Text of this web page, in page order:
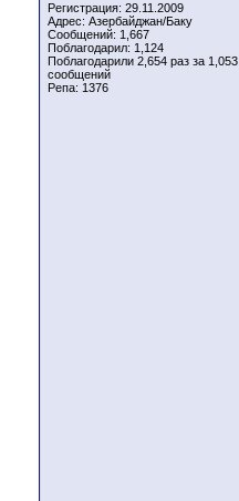
Регистрация: 29.11.2009
Адрес: Азербайджан/Баку
Сообщений: 1,667
Поблагодарил: 1,124
Поблагодарили 2,654 раз за 1,053
сообщений
Репа: 1376